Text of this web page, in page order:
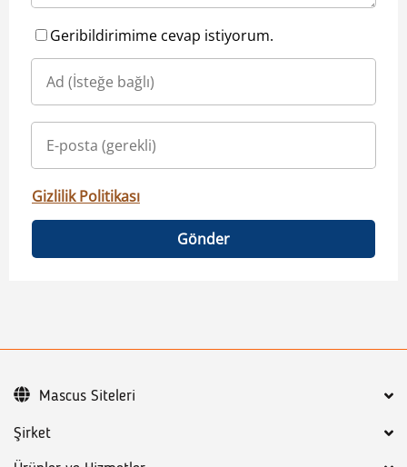
Geribildirimime cevap istiyorum.
Gizlilik Politikası
Gönder
Şirket
Mascus Siteleri